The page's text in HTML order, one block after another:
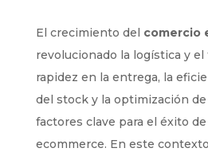
El crecimiento del comercio
revolucionado la logística y
rapidez en la entrega, la
del stock y la optimización
factores clave para el éxito
ecommerce. En este